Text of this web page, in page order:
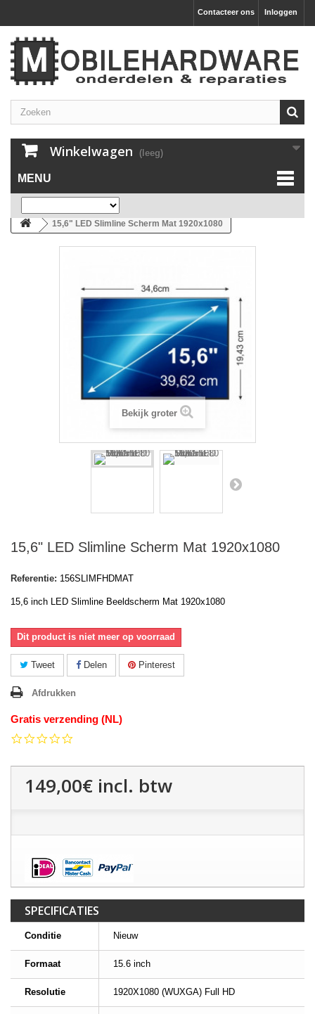
Inloggen
Contacteer ons
Winkelwagen (leeg)
MENU
15,6" LED Slimline Scherm Mat 1920x1080
Bekijk groter
15,6" LED Slimline Scherm Mat 1920x1080
Referentie: 156SLIMFHDMAT
15,6 inch LED Slimline Beeldscherm Mat 1920x1080
Dit product is niet meer op voorraad
Tweet Delen Pinterest
Afdrukken
Gratis verzending (NL)
149,00€ incl. btw
SPECIFICATIES
Conditie Nieuw
Formaat 15.6 inch
Resolutie 1920X1080 (WUXGA) Full HD